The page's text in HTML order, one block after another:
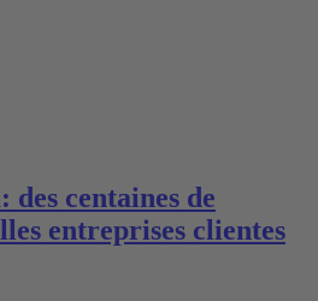
centaines de
entreprises clientes